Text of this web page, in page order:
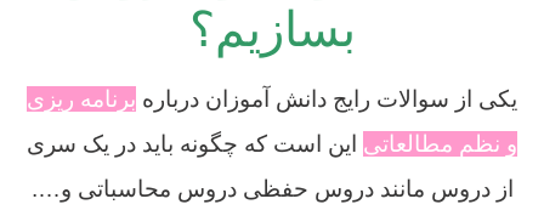
بسازیم؟
یکی از سوالات رایج دانش آموزان درباره برنامه ریزی
و نظم مطالعاتی این است که چگونه باید در یک سری
از دروس مانند دروس حفظی دروس محاسباتی و….